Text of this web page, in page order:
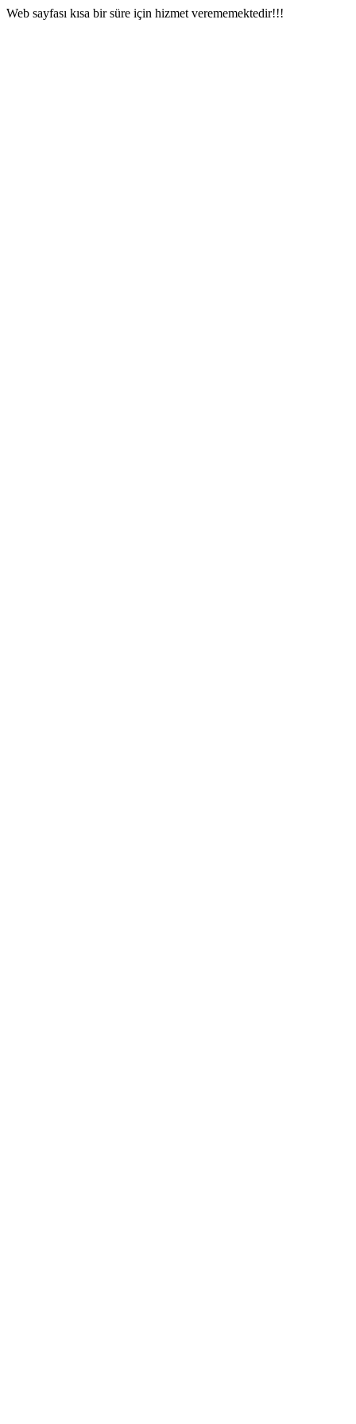
Web sayfası kısa bir süre için hizmet verememektedir!!!